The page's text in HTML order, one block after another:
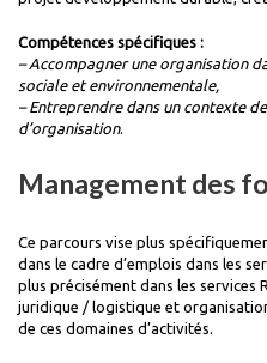
Compétences spécifiques :
– Accompagner une organisation
sociale et environnementale,
– Entreprendre dans un contexte
d’organisation.
Management des
Ce parcours vise plus
dans le cadre d’emplois dans les
plus précisément dans les
juridique / logistique et
de ces domaines d’activités.